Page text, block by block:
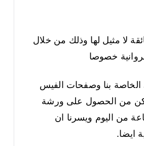
لا مثيل لها وذلك من خلال
خصوصا
الخاصة بنا وصفحات الفيس
من الحصول على ورشة
من اليوم ويسرنا ان
ايضا.